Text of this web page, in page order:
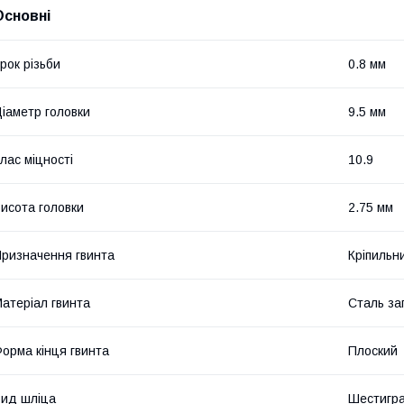
різьби 0.8 мм
головки 9.5 мм
міцності 10.9
головки 2.75 мм
гвинта
гвинта Сталь
кінця гвинта Плоский
шліца